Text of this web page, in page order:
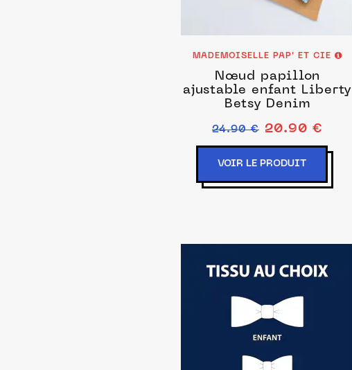
MADEMOISELLE PAP' ET CIE
Nœud papillon
ajustable enfant Liberty
Betsy Denim
24.90 € 20.90 €
VOIR LE PRODUIT